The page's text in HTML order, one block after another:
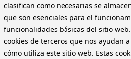
clasifican como necesarias se
que son esenciales para el
funcionalidades básicas del sitio
cookies de terceros que nos ayudan
cómo utiliza este sitio web. Estas